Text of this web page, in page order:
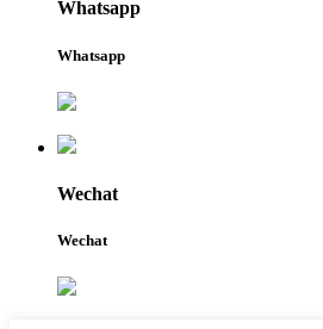
Whatsapp
Whatsapp
Wechat
Wechat